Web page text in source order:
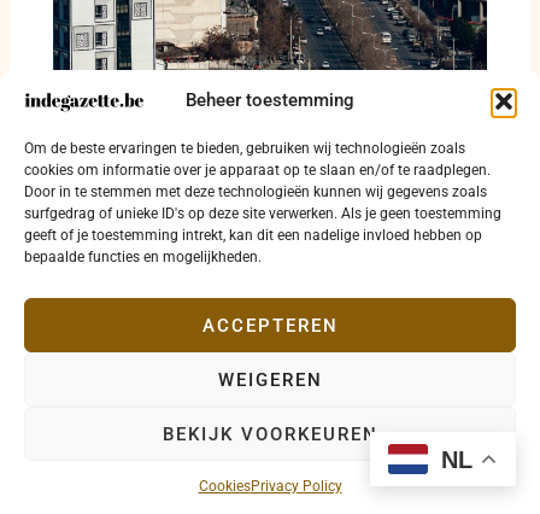
Beheer toestemming
Om de beste ervaringen te bieden, gebruiken wij technologieën zoals
cookies om informatie over je apparaat op te slaan en/of te raadplegen.
Door in te stemmen met deze technologieën kunnen wij gegevens zoals
surfgedrag of unieke ID's op deze site verwerken. Als je geen toestemming
geeft of je toestemming intrekt, kan dit een nadelige invloed hebben op
bepaalde functies en mogelijkheden.
ACCEPTEREN
WEIGEREN
BEKIJK VOORKEUREN
CookiesPrivacy Policy
Islamitische Revolutionaire Garde wijst
tweede vaarcorridor in Straat van Hormuz af
4 augustus 2026
Copyright © 2026 indegazette.be |Privacy
NL